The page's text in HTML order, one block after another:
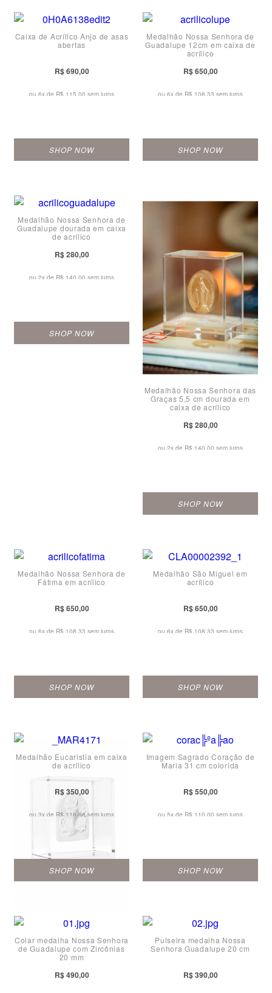
Caixa de Acrílico Anjo de asas
abertas
R$ 690,00
ou 6x de R$ 115,00 sem juros
SHOP NOW
Medalhão Nossa Senhora de
Guadalupe 12cm em caixa de
acrílico
R$ 650,00
ou 6x de R$ 108,33 sem juros
SHOP NOW
Medalhão Nossa Senhora de
Guadalupe dourada em caixa
de acrílico
R$ 280,00
ou 2x de R$ 140,00 sem juros
SHOP NOW
Medalhão Nossa Senhora das
Graças 5,5 cm dourada em
caixa de acrílico
R$ 280,00
ou 2x de R$ 140,00 sem juros
SHOP NOW
Medalhão Nossa Senhora de
Fátima em acrílico
R$ 650,00
ou 6x de R$ 108,33 sem juros
SHOP NOW
Medalhão São Miguel em
acrílico
R$ 650,00
ou 6x de R$ 108,33 sem juros
SHOP NOW
Medalhão Eucaristia em caixa
de acrílico
R$ 350,00
ou 3x de R$ 116,66 sem juros
SHOP NOW
Imagem Sagrado Coração de
Maria 31 cm colorida
R$ 550,00
ou 5x de R$ 110,00 sem juros
SHOP NOW
Colar medalha Nossa Senhora
de Guadalupe com Zircônias
20 mm
R$ 490,00
Pulseira medalha Nossa
Senhora Guadalupe 20 cm
R$ 390,00